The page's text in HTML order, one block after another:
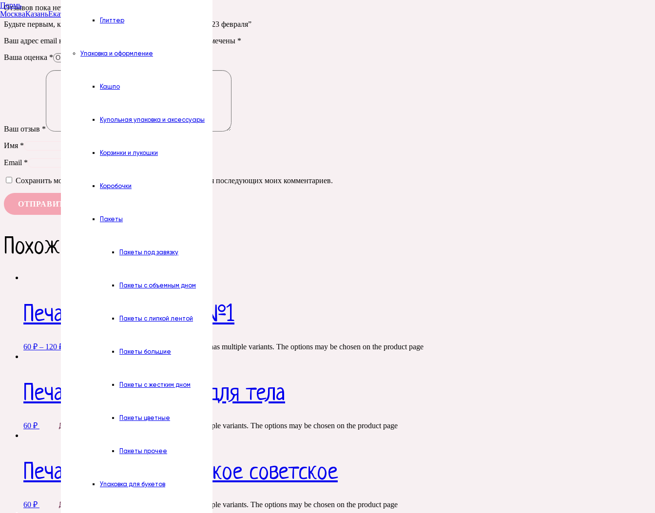
Глиттер
Упаковка и оформление
Кашпо
Купольная упаковка и аксессуары
Корзинки и лукошки
Коробочки
Пакеты
Пакеты под завязку
Пакеты с объемным дном
Пакеты с липкой лентой
Пакеты большие
Пакеты с жестким дном
Пакеты цветные
Пакеты прочее
Упаковка для букетов
Пермь
МоскваКазаньЕкатеринбург
Отзывов пока нет.
Будьте первым, кто оставил отзыв на “Печать. № 383. Уголки 23 февраля”
Ваш адрес email не будет опубликован.
Обязательные поля помечены *
Ваша оценка *
Ваш отзыв *
Имя *
Email *
Сохранить моё имя, email и адрес сайта в этом браузере для последующих моих комментариев.
Похожие товары
Печать. № 2. love is.. №1
60 ₽ – 120 ₽ Добавить в корзину This product has multiple variants. The options may be chosen on the product page
Печать. № 25. Скраб для тела
60 ₽ Добавить в корзину This product has multiple variants. The options may be chosen on the product page
Печать. № 7. Шампанское советское
60 ₽ Добавить в корзину This product has multiple variants. The options may be chosen on the product page